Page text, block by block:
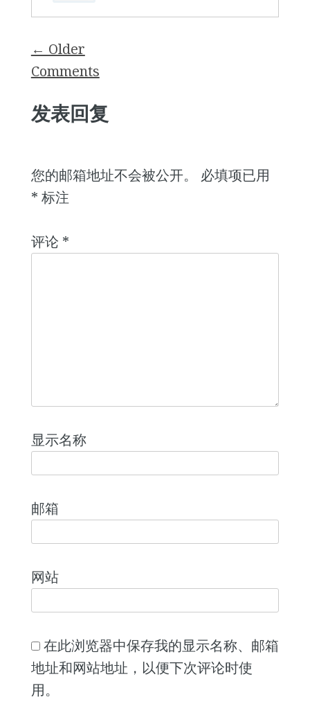
Comment
navigation
← Older
Comments
发表回复
您的邮箱地址不会被公开。
必填项已用
* 标注
评论 *
显示名称
邮箱
网站
在此浏览器中保存我的显示名称、邮箱
地址和网站地址，以便下次评论时使
用。